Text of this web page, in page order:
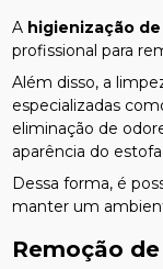
A higienização
profissional para
Além disso, a
especializadas
eliminação de
aparência do
Dessa forma, é
manter um
Remoção